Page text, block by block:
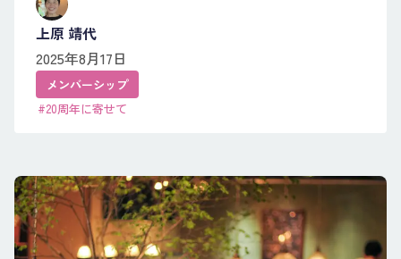
上原 靖代
2025年8月17日
メンバーシップ
#20周年に寄せて